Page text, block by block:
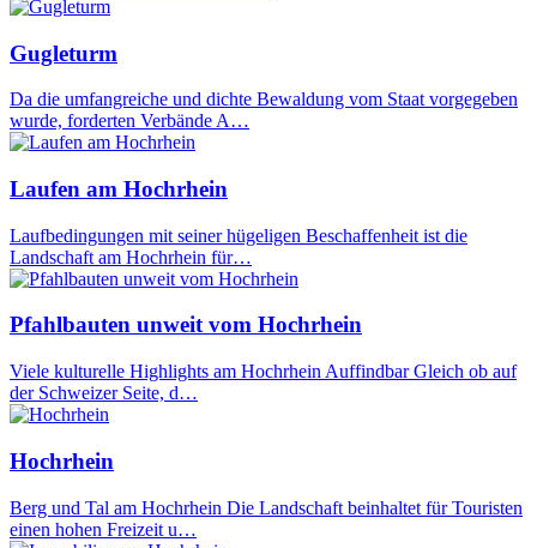
Gugleturm
Da die umfangreiche und dichte Bewaldung vom Staat vorgegeben
wurde, forderten Verbände A…
Laufen am Hochrhein
Laufbedingungen mit seiner hügeligen Beschaffenheit ist die
Landschaft am Hochrhein für…
Pfahlbauten unweit vom Hochrhein
Viele kulturelle Highlights am Hochrhein Auffindbar Gleich ob auf
der Schweizer Seite, d…
Hochrhein
Berg und Tal am Hochrhein Die Landschaft beinhaltet für Touristen
einen hohen Freizeit u…